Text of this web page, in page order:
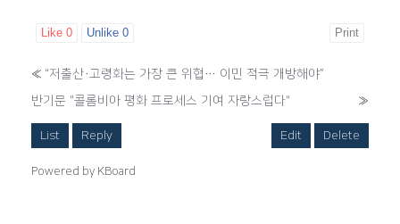
Like 0 Unlike 0 Print
« “저출산·고령화는 가장 큰 위협… 이민 적극 개방해야”
반기문 "콜롬비아 평화 프로세스 기여 자랑스럽다"
»
List Reply Edit Delete
Powered by KBoard